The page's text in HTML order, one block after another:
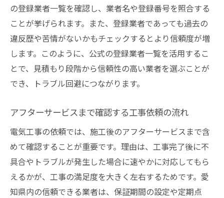
の登録業者一覧を確認し、業者名や登録番号を照合する
ことが挙げられます。また、登録業者であっても過去の
違反歴や苦情がないかもチェックするとより信頼度が増
します。このように、公式の登録業者一覧を活用するこ
とで、見積もり段階から信頼性の高い業者を選ぶことが
でき、トラブル回避につながります。
アフターサービスまで確認する工事依頼の流れ
電気工事の依頼では、施工後のアフターサービスまで含
めて確認することが重要です。理由は、工事完了後に不
具合やトラブルが発生した場合に速やかに対応してもら
えるかが、工事の満足度を大きく左右するためです。愛
知県内の信頼できる業者は、保証期間の設定や定期点